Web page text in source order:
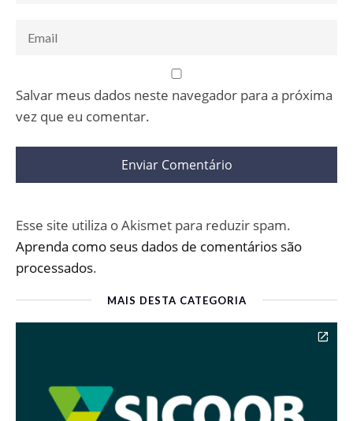
Salvar meus dados neste navegador para a próxima
vez que eu comentar.
Esse site utiliza o Akismet para reduzir spam.
Aprenda como seus dados de comentários são
processados.
MAIS DESTA CATEGORIA